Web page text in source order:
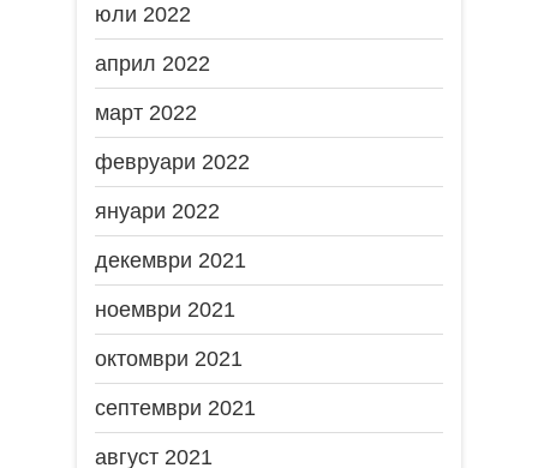
юли 2022
април 2022
март 2022
февруари 2022
януари 2022
декември 2021
ноември 2021
октомври 2021
септември 2021
август 2021